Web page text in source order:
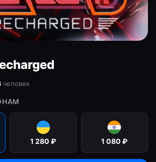
человек
1 280 ₽ 1 080 ₽